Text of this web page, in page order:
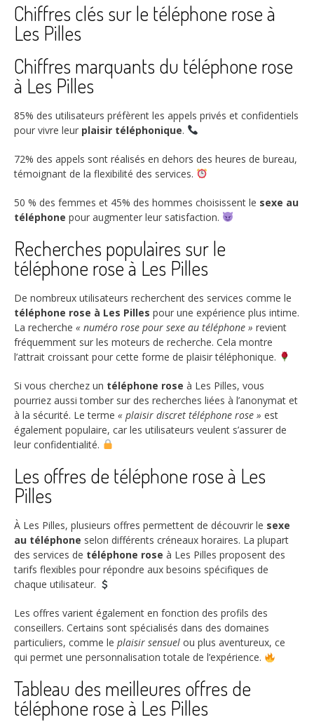
Chiffres clés sur le téléphone rose à
Les Pilles
Chiffres marquants du téléphone rose
à Les Pilles
85% des utilisateurs préfèrent les appels privés et confidentiels
pour vivre leur plaisir téléphonique.
72% des appels sont réalisés en dehors des heures de bureau,
témoignant de la flexibilité des services.
50 % des femmes et 45% des hommes choisissent le sexe au
téléphone pour augmenter leur satisfaction.
Recherches populaires sur le
téléphone rose à Les Pilles
De nombreux utilisateurs recherchent des services comme le
téléphone rose à Les Pilles pour une expérience plus intime.
La recherche « numéro rose pour sexe au téléphone » revient
fréquemment sur les moteurs de recherche. Cela montre
l’attrait croissant pour cette forme de plaisir téléphonique.
Si vous cherchez un téléphone rose à Les Pilles, vous
pourriez aussi tomber sur des recherches liées à l’anonymat et
à la sécurité. Le terme « plaisir discret téléphone rose » est
également populaire, car les utilisateurs veulent s’assurer de
leur confidentialité.
Les offres de téléphone rose à Les
Pilles
À Les Pilles, plusieurs offres permettent de découvrir le sexe
au téléphone selon différents créneaux horaires. La plupart
des services de téléphone rose à Les Pilles proposent des
tarifs flexibles pour répondre aux besoins spécifiques de
chaque utilisateur.
Les offres varient également en fonction des profils des
conseillers. Certains sont spécialisés dans des domaines
particuliers, comme le plaisir sensuel ou plus aventureux, ce
qui permet une personnalisation totale de l’expérience.
Tableau des meilleures offres de
téléphone rose à Les Pilles